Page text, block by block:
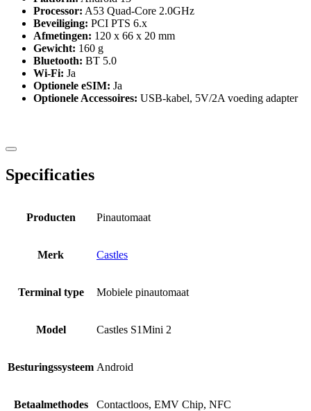
Processor: A53 Quad-Core 2.0GHz
Beveiliging: PCI PTS 6.x
Afmetingen: 120 x 66 x 20 mm
Gewicht: 160 g
Bluetooth: BT 5.0
Wi-Fi: Ja
Optionele eSIM: Ja
Optionele Accessoires: USB-kabel, 5V/2A voeding adapter
Specificaties
Producten Pinautomaat
Merk Castles
Terminal type Mobiele pinautomaat
Model Castles S1Mini 2
Besturingssysteem Android
Betaalmethodes Contactloos, EMV Chip, NFC